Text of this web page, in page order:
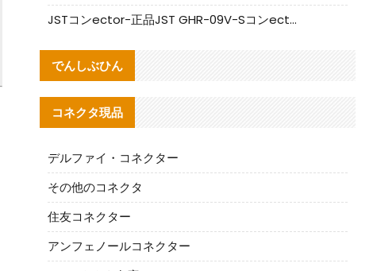
JSTコンector-正品JST GHR-09V-Sコンector|代替品提供
でんしぶひん
コネクタ現品
デルファイ・コネクター
その他のコネクタ
住友コネクター
アンフェノールコネクター